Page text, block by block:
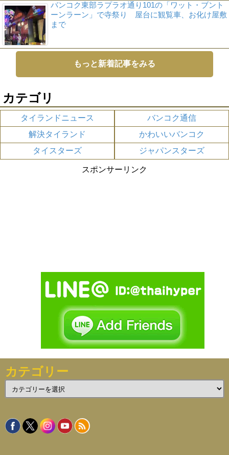
バンコク東部ラプラオ通り101の「ワット・ブント
ーンラーン」で寺祭り 屋台に観覧車、お化け屋敷
まで
もっと新着記事をみる
カテゴリ
タイランドニュース
バンコク通信
解決タイランド
かわいいバンコク
タイスターズ
ジャパンスターズ
スポンサーリンク
カテゴリー
テ
リ
ー